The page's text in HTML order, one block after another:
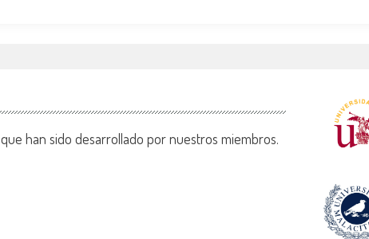
han sido desarrollado por nuestros miembros.